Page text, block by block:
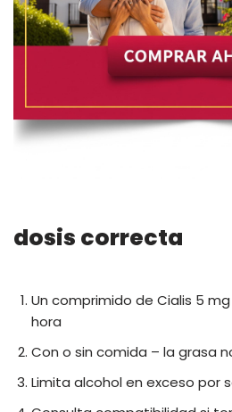
dosis correcta
Un comprimido de Cialis 5
hora
Con o sin comida – la grasa
Limita alcohol en exceso por